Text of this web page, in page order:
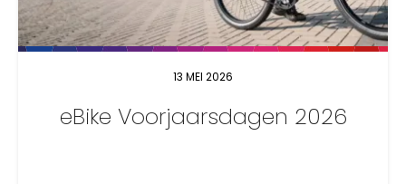
13 MEI 2026
eBike Voorjaarsdagen 2026